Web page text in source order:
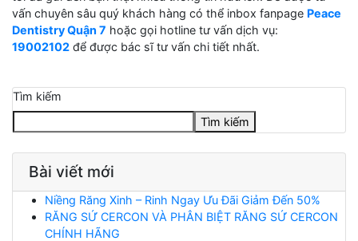
vấn chuyên sâu quý khách hàng có thể inbox fanpage Peace
Dentistry Quận 7 hoặc gọi hotline tư vấn dịch vụ:
19002102 để được bác sĩ tư vấn chi tiết nhất.
Tìm kiếm
Tìm kiếm
Bài viết mới
Niềng Răng Xinh – Rinh Ngay Ưu Đãi Giảm Đến 50%
RĂNG SỨ CERCON VÀ PHÂN BIỆT RĂNG SỨ CERCON
CHÍNH HÃNG